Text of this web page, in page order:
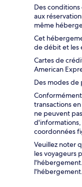
Des
aux
même
Cet
de débit et les
Cartes de
American
Des modes de
transactions
ne peuvent
coordonnées
Veuillez noter
les voyageurs
l'hébergement.